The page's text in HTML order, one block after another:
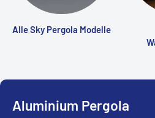
Alle Sky Pergola Modelle
Aluminium Pergola